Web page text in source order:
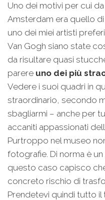
Uno dei motivi per cui
Amsterdam era quello
uno dei miei artisti
Van Gogh siano state
da risultare quasi
parere uno dei più
Vedere i suoi quadri in
straordinario, secondo
sbagliarmi – anche per
accaniti appassionati
Purtroppo nel museo
fotografie. Di norma è
questo caso capisco
concreto rischio di
Prendetevi quindi tutto